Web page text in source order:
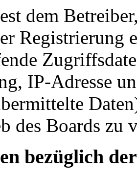
dem
Registrierung
IP-Adresse
des Boards zu
bezüglich